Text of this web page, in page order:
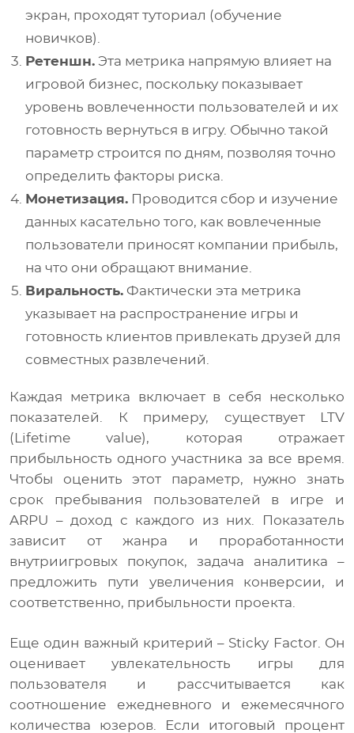
экран, проходят туториал (обучение
новичков).
Ретеншн. Эта метрика напрямую влияет на
игровой бизнес, поскольку показывает
уровень вовлеченности пользователей и их
готовность вернуться в игру. Обычно такой
параметр строится по дням, позволяя точно
определить факторы риска.
Монетизация. Проводится сбор и изучение
данных касательно того, как вовлеченные
пользователи приносят компании прибыль,
на что они обращают внимание.
Виральность. Фактически эта метрика
указывает на распространение игры и
готовность клиентов привлекать друзей для
совместных развлечений.
Каждая метрика включает в себя несколько
показателей. К примеру, существует LTV
(Lifetime value), которая отражает
прибыльность одного участника за все время.
Чтобы оценить этот параметр, нужно знать
срок пребывания пользователей в игре и
ARPU – доход с каждого из них. Показатель
зависит от жанра и проработанности
внутриигровых покупок, задача аналитика –
предложить пути увеличения конверсии, и
соответственно, прибыльности проекта.
Еще один важный критерий – Sticky Factor. Он
оценивает увлекательность игры для
пользователя и рассчитывается как
соотношение ежедневного и ежемесячного
количества юзеров. Если итоговый процент